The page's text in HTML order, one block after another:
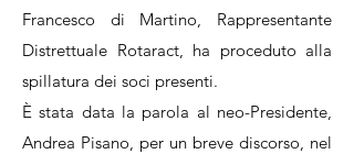
Francesco di Martino, Rappresentante
Distrettuale Rotaract, ha proceduto alla
spillatura dei soci presenti.
È stata data la parola al neo-Presidente,
Andrea Pisano, per un breve discorso, nel